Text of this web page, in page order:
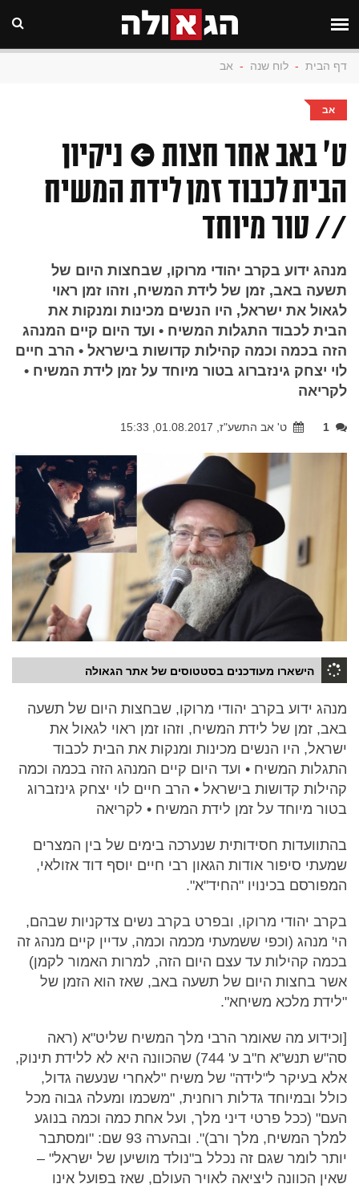
דף הבית - לוח שנה - אב
אב
ט' באב אחר חצות • ניקיון
הבית לכבוד זמן לידת המשיח
// טור מיוחד
מנהג ידוע בקרב יהודי מרוקו, שבחצות היום של
תשעה באב, זמן של לידת המשיח, וזהו זמן ראוי
לגאול את ישראל, היו הנשים מכינות ומנקות את
הבית לכבוד התגלות המשיח • ועד היום קיים המנהג
הזה בכמה וכמה קהילות קדושות בישראל • הרב חיים
לוי יצחק גינזברוג בטור מיוחד על זמן לידת המשיח •
לקריאה
1 ט' אב התשע"ז, 01.08.2017, 15:33
הישארו מעודכנים בסטטוסים של אתר הגאולה
מנהג ידוע בקרב יהודי מרוקו, שבחצות היום של תשעה
באב, זמן של לידת המשיח, וזהו זמן ראוי לגאול את
ישראל, היו הנשים מכינות ומנקות את הבית לכבוד
התגלות המשיח • ועד היום קיים המנהג הזה בכמה וכמה
קהילות קדושות בישראל • הרב חיים לוי יצחק גינזברוג
בטור מיוחד על זמן לידת המשיח • לקריאה
בהתוועדות חסידותית שנערכה בימים של בין המצרים
שמעתי סיפור אודות הגאון רבי חיים יוסף דוד אזולאי,
המפורסם בכינויו "החיד"א".
בקרב יהודי מרוקו, ובפרט בקרב נשים צדקניות שבהם,
הי' מנהג (וכפי ששמעתי מכמה וכמה, עדיין קיים מנהג זה
בכמה קהילות עד עצם היום הזה, למרות האמור לקמן)
אשר בחצות היום של תשעה באב, שאז הוא הזמן של
"לידת מלכא משיחא".
[וכידוע מה שאומר הרבי מלך המשיח שליט"א (ראה
סה"ש תנש"א ח"ב ע' 744) שהכוונה היא לא ללידת תינוק,
אלא בעיקר ל"לידה" של משיח "לאחרי שנעשה גדול,
כולל ובמיוחד גדלות רוחנית, "משכמו ומעלה גבוה מכל
העם" (ככל פרטי דיני מלך, ועל אחת כמה וכמה בנוגע
למלך המשיח, מלך ורב)". ובהערה 93 שם: "ומסתבר
יותר לומר שגם זה נכלל ב"נולד מושיען של ישראל" –
שאין הכוונה ליציאה לאויר העולם, שאז בפועל אינו